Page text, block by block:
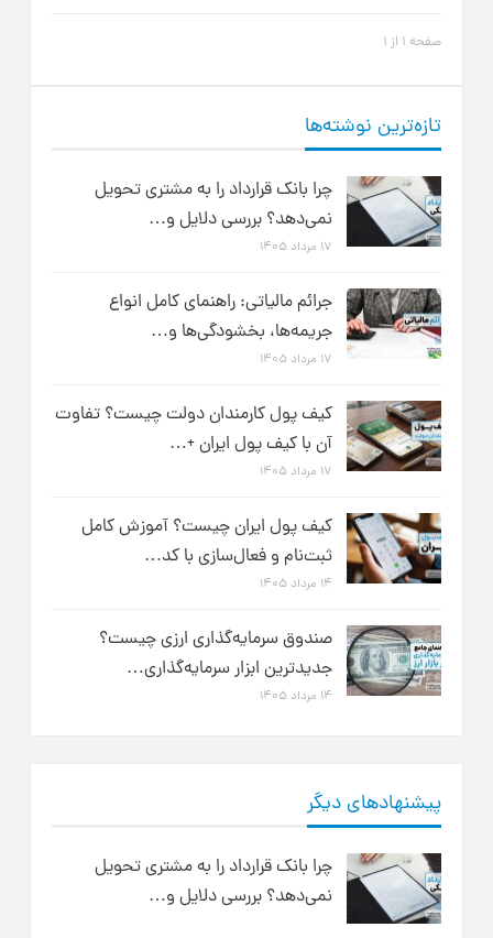
صفحه 1 از 1
تازه‌ترین نوشته‌ها
چرا بانک قرارداد را به مشتری تحویل
نمی‌دهد؟ بررسی دلایل و…
۱۷ مرداد ۱۴۰۵
جرائم مالیاتی: راهنمای کامل انواع
جریمه‌ها، بخشودگی‌ها و…
۱۷ مرداد ۱۴۰۵
کیف پول کارمندان دولت چیست؟ تفاوت
آن با کیف پول ایران +…
۱۷ مرداد ۱۴۰۵
کیف پول ایران چیست؟ آموزش کامل
ثبت‌نام و فعال‌سازی با کد…
۱۴ مرداد ۱۴۰۵
صندوق سرمایه‌گذاری ارزی چیست؟
جدیدترین ابزار سرمایه‌گذاری…
۱۴ مرداد ۱۴۰۵
پیشنهادهای دیگر
چرا بانک قرارداد را به مشتری تحویل
نمی‌دهد؟ بررسی دلایل و…